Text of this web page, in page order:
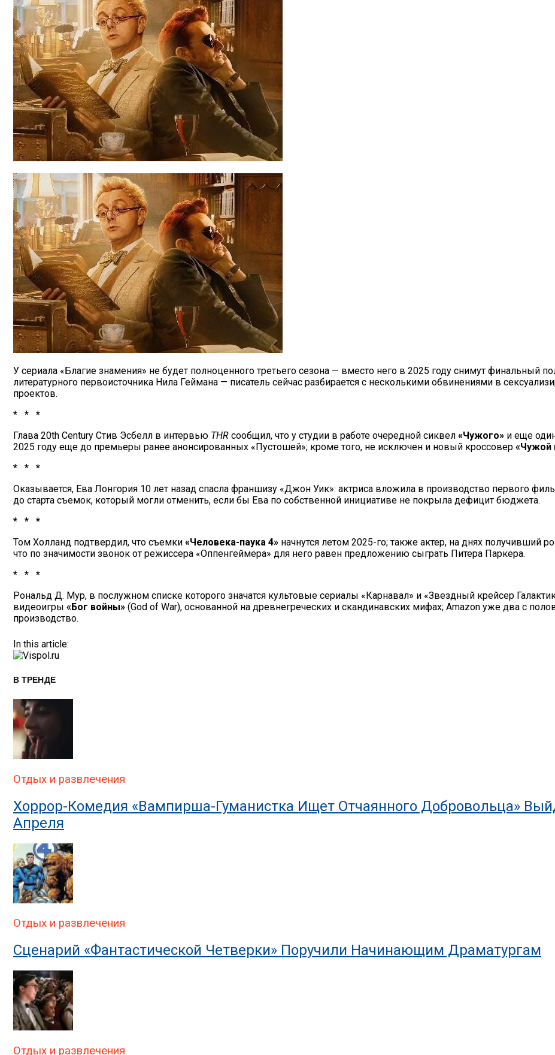
У сериала «Благие знамения» не будет полноценного третьего сезона — вместо него в 2025 году снимут финальный
литературного первоисточника Нила Геймана — писатель сейчас разбирается с несколькими обвинениями в
проектов.
* * *
Глава 20th Century Стив Эсбелл в интервью THR сообщил, что у студии в работе очередной сиквел «Чужого» и еще
2025 году еще до премьеры ранее анонсированных «Пустошей»; кроме того, не исключен и новый кроссовер «Чужой
* * *
Оказывается, Ева Лонгория 10 лет назад спасла франшизу «Джон Уик»: актриса вложила в производство первого
до старта съемок, который могли отменить, если бы Ева по собственной инициативе не покрыла дефицит бюджета.
* * *
Том Холланд подтвердил, что съемки «Человека-паука 4» начнутся летом 2025-го; также актер, на днях получивший
что по значимости звонок от режиссера «Оппенгеймера» для него равен предложению сыграть Питера Паркера.
* * *
Рональд Д. Мур, в послужном списке которого значатся культовые сериалы «Карнавал» и «Звездный крейсер
видеоигры «Бог войны» (God of War), основанной на древнегреческих и скандинавских мифах; Amazon уже два с
производство.
In this article:
В ТРЕНДЕ
Отдых и развлечения
Хоррор-Комедия «Вампирша-Гуманистка Ищет Отчаянного Добровольца»
Апреля
Отдых и развлечения
Сценарий «Фантастической Четверки» Поручили Начинающим Драматургам
Отдых и развлечения